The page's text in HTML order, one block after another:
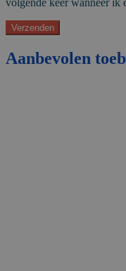
volgende keer wanneer ik
Aanbevolen